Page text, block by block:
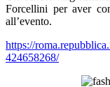
Forcellini per aver
all’evento.
https://
424658268/